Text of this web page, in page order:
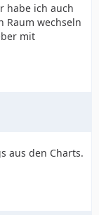
habe ich auch
Raum wechseln
mit
aus den Charts.